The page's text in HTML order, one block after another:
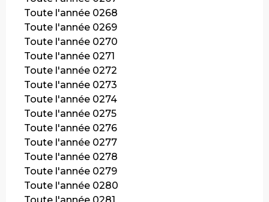
Toute l'année 0268
Toute l'année 0269
Toute l'année 0270
Toute l'année 0271
Toute l'année 0272
Toute l'année 0273
Toute l'année 0274
Toute l'année 0275
Toute l'année 0276
Toute l'année 0277
Toute l'année 0278
Toute l'année 0279
Toute l'année 0280